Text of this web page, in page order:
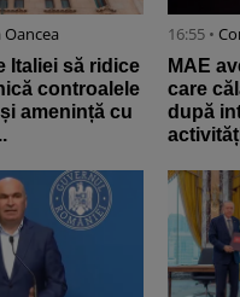
Oancea
Italiei să ridice
controalele
amenință cu
16:55 •
MAE
care
după